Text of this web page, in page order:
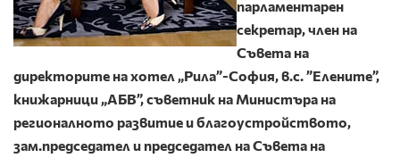
парламентарен
секретар, член на
Съвета на
директорите на хотел „Рила”-София, в.с. ”Елените”,
книжарници „АБВ”, съветник на Министъра на
регионалното развитие и благоустройството,
зам.председател и председател на Съвета на